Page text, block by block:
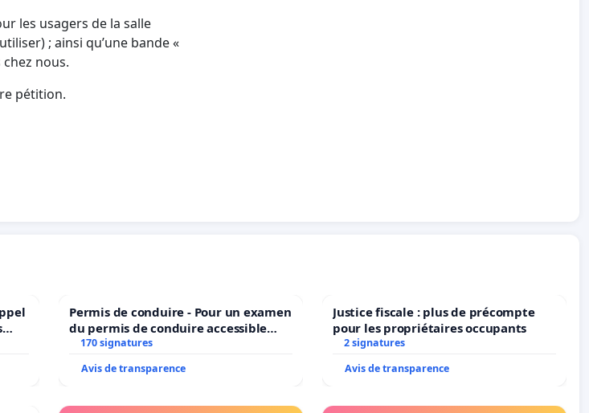
les usagers de la salle
; ainsi qu’une bande «
nous.
pétition.
Permis de conduire - Pour un examen
du permis de conduire accessible
dans plusieurs langues à Bruxelles
170 signatures
Avis de transparence
Justice fiscale : plus de précompte
pour les propriétaires occupants
2 signatures
Avis de transparence